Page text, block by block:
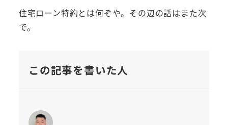
住宅ローン特約とは何ぞや。その辺の話はまた次
で。
この記事を書いた人